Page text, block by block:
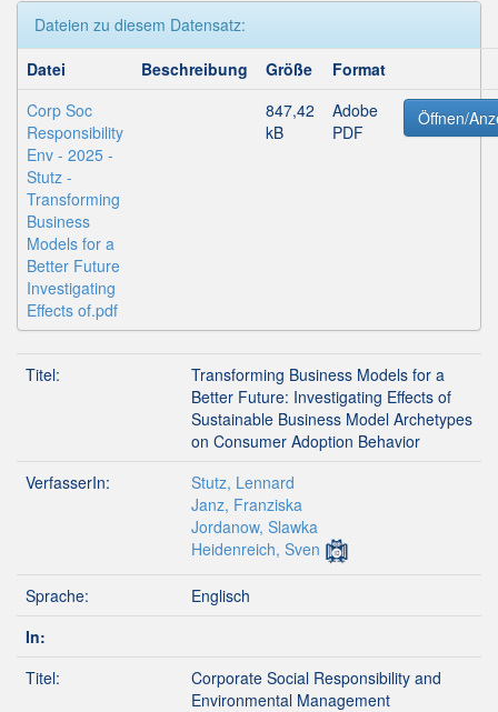
Dateien zu diesem Datensatz:
Datei
Beschreibung Größe
Format
Corp Soc
Responsibility
Env - 2025 -
Stutz -
Transforming
Business
Models for a
Better Future
Investigating
Effects of.pdf
847,42
kB
Adobe
PDF
Öffnen/
Titel:
Transforming Business Models for a
Better Future: Investigating Effects of
Sustainable Business Model Archetypes
on Consumer Adoption Behavior
VerfasserIn:
Stutz, Lennard
Janz, Franziska
Jordanow, Slawka
Heidenreich, Sven
Sprache:
Englisch
In:
Titel:
Corporate Social Responsibility and
Environmental Management